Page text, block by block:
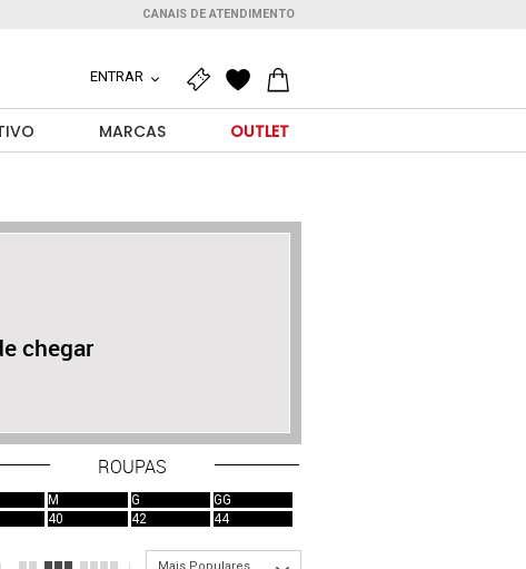
CANAIS DE ATENDIMENTO
ENTRAR
MARCAS OUTLET
chegar
ROUPAS
M G
GG
40 42 44